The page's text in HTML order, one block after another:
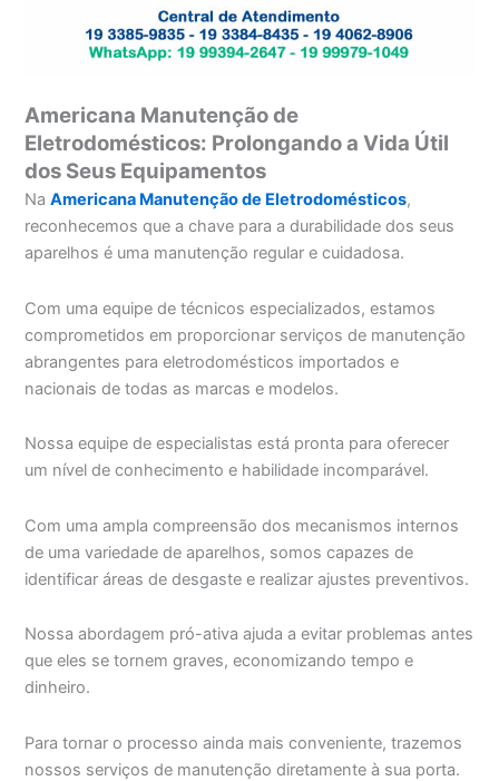
Americana Manutenção de
Eletrodomésticos: Prolongando a Vida Útil
dos Seus Equipamentos
NaAmericana Manutenção de Eletrodomésticos,
reconhecemos que a chave para a durabilidade dos seus
aparelhos é uma manutenção regular e cuidadosa.
Com uma equipe de técnicos especializados, estamos
comprometidos em proporcionar serviços de manutenção
abrangentes para eletrodomésticos importados e
nacionais de todas as marcas e modelos.
Nossa equipe de especialistas está pronta para oferecer
um nível de conhecimento e habilidade incomparável.
Com uma ampla compreensão dos mecanismos internos
de uma variedade de aparelhos, somos capazes de
identificar áreas de desgaste e realizar ajustes preventivos.
Nossa abordagem pró-ativa ajuda a evitar problemas antes
que eles se tornem graves, economizando tempo e
dinheiro.
Para tornar o processo ainda mais conveniente, trazemos
nossos serviços de manutenção diretamente à sua porta.